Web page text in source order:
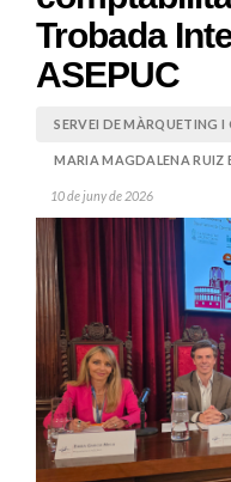
Trobada
ASEPUC
SERVEI DE MÀRQUETING
MARIA MAGDALENA RUIZ
10 de juny de 2026